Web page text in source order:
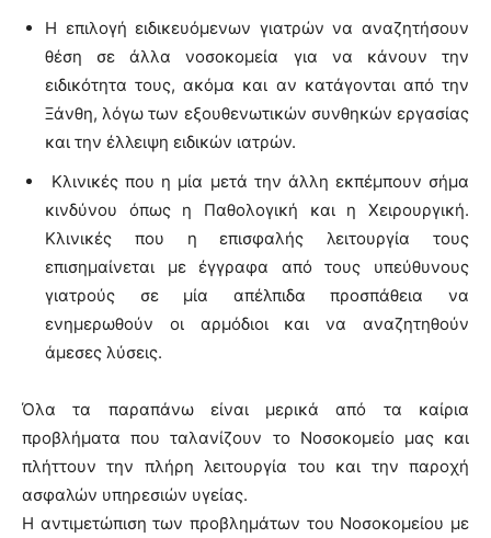
Η επιλογή ειδικευόμενων γιατρών να αναζητήσουν
θέση σε άλλα νοσοκομεία για να κάνουν την
ειδικότητα τους, ακόμα και αν κατάγονται από την
Ξάνθη, λόγω των εξουθενωτικών συνθηκών εργασίας
και την έλλειψη ειδικών ιατρών.
Κλινικές που η μία μετά την άλλη εκπέμπουν σήμα
κινδύνου όπως η Παθολογική και η Χειρουργική.
Κλινικές που η επισφαλής λειτουργία τους
επισημαίνεται με έγγραφα από τους υπεύθυνους
γιατρούς σε μία απέλπιδα προσπάθεια να
ενημερωθούν οι αρμόδιοι και να αναζητηθούν
άμεσες λύσεις.
Όλα τα παραπάνω είναι μερικά από τα καίρια
προβλήματα που ταλανίζουν το Νοσοκομείο μας και
πλήττουν την πλήρη λειτουργία του και την παροχή
ασφαλών υπηρεσιών υγείας.
Η αντιμετώπιση των προβλημάτων του Νοσοκομείου με